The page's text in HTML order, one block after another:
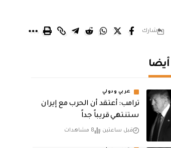
شارك
عربي ودولي
‏ترامب: أعتقد أن الحرب مع إيران
ستنتهي قريباً جداً
قبل ساعتين 8 مشاهدات